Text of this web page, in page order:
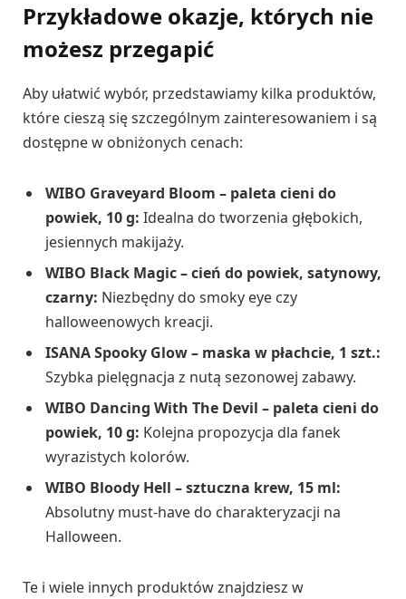
Przykładowe okazje, których nie
możesz przegapić
Aby ułatwić wybór, przedstawiamy kilka produktów,
które cieszą się szczególnym zainteresowaniem i są
dostępne w obniżonych cenach:
WIBO Graveyard Bloom – paleta cieni do
powiek, 10 g: Idealna do tworzenia głębokich,
jesiennych makijaży.
WIBO Black Magic – cień do powiek, satynowy,
czarny: Niezbędny do smoky eye czy
halloweenowych kreacji.
ISANA Spooky Glow – maska w płachcie, 1 szt.:
Szybka pielęgnacja z nutą sezonowej zabawy.
WIBO Dancing With The Devil – paleta cieni do
powiek, 10 g: Kolejna propozycja dla fanek
wyrazistych kolorów.
WIBO Bloody Hell – sztuczna krew, 15 ml:
Absolutny must-have do charakteryzacji na
Halloween.
Te i wiele innych produktów znajdziesz w